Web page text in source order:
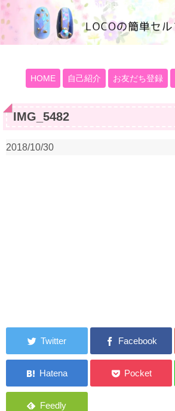
100均大好きママブログ
HOME 自己紹介 お友だち登録
IMG_5482
2018/10/30